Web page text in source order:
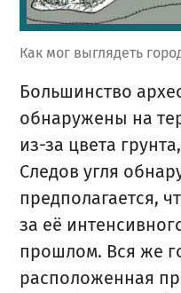
Как мог выглядеть
Большинство
обнаружены на
из-за цвета
Следов угля
предполагается,
за её
прошлом. Вся же
расположенная